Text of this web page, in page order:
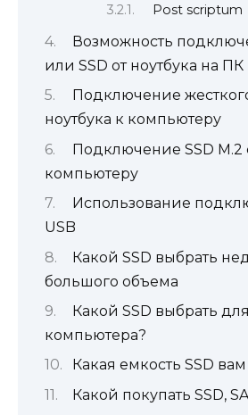
Post scriptum
Возможность
или SSD от ноутбука на ПК
Подключение
ноутбука к компьютеру
Подключение SSD M.2
компьютеру
Использование
USB
Какой SSD выбрать
большого объема
Какой SSD выбрать
компьютера?
Какая емкость SSD
Какой покупать SSD,